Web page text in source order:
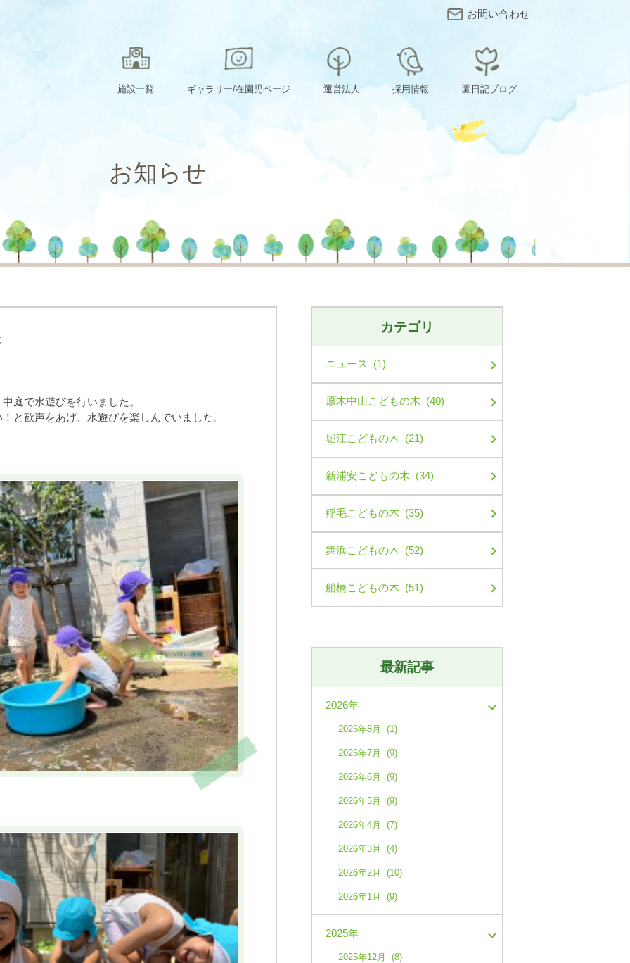
お問い合わせ
施設一覧 ギャラリー/在園児ページ 運営法人 採用情報 園日記ブログ
お知らせ
庭で水遊びを行いました。
と歓声をあげ、水遊びを楽しんでいました。
カテゴリ
ニュース (1)
原木中山こどもの木 (40)
堀江こどもの木 (21)
新浦安こどもの木 (34)
稲毛こどもの木 (35)
舞浜こどもの木 (52)
船橋こどもの木 (51)
最新記事
2026年
2026年8月 (1)
2026年7月 (9)
2026年6月 (9)
2026年5月 (9)
2026年4月 (7)
2026年3月 (4)
2026年2月 (10)
2026年1月 (9)
2025年
2025年12月 (8)